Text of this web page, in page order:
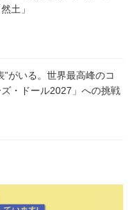
土」
”がいる。世界最高峰のコ
・ドール2027」への挑戦